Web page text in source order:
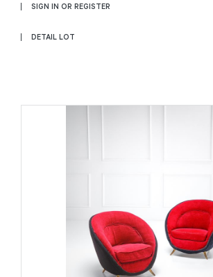
SIGN IN OR REGISTER
DETAIL LOT